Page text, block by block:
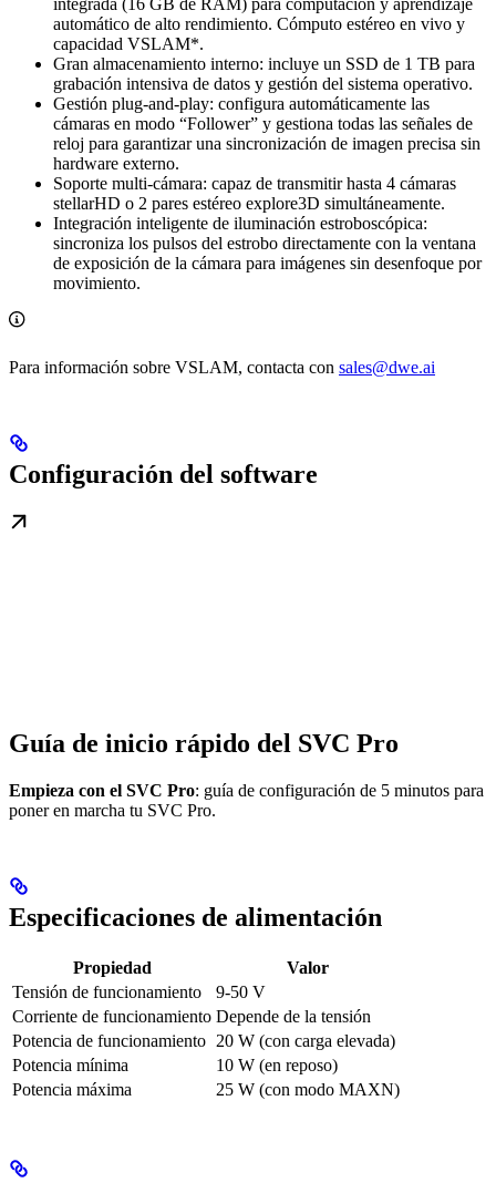
integrada (16 GB de RAM) para computación y aprendizaje
automático de alto rendimiento. Cómputo estéreo en vivo y
capacidad VSLAM*.
Gran almacenamiento interno: incluye un SSD de 1 TB para
grabación intensiva de datos y gestión del sistema operativo.
Gestión plug-and-play: configura automáticamente las
cámaras en modo “Follower” y gestiona todas las señales de
reloj para garantizar una sincronización de imagen precisa sin
hardware externo.
Soporte multi-cámara: capaz de transmitir hasta 4 cámaras
stellarHD o 2 pares estéreo explore3D simultáneamente.
Integración inteligente de iluminación estroboscópica:
sincroniza los pulsos del estrobo directamente con la ventana
de exposición de la cámara para imágenes sin desenfoque por
movimiento.
Para información sobre VSLAM, contacta con sales@dwe.ai
Configuración del software
Guía de inicio rápido del SVC Pro
Empieza con el SVC Pro: guía de configuración de 5 minutos para
poner en marcha tu SVC Pro.
Especificaciones de alimentación
Propiedad
Valor
Tensión de funcionamiento
9-50 V
Corriente de funcionamiento Depende de la tensión
Potencia de funcionamiento 20 W (con carga elevada)
Potencia mínima
10 W (en reposo)
Potencia máxima
25 W (con modo MAXN)